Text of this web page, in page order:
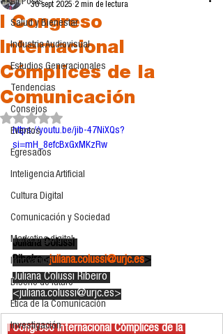
All Posts
Salud y Bienestar
Industria Audiovisual
Estudios Generacionales
Tendencias
Consejos
Eventos
Egresados
Inteligencia Artificial
Cultura Digital
Comunicación y Sociedad
Marketing digital
Innovación
Diseño de futuro
Ética de la Comunicación
Investigación
I Congreso
Internacional
Cómplices de la
Comunicación
30 sept 2025 2 min de lectura
Obtuvo NaN de 5 estrellas.
https://youtu.be/jib-47NiXQs?
si=mH_8efcBxGxMKzRw
Juliana Colussi
Ribeiro<juliana.colussi@urjc.es>
Juliana Colussi Ribeiro
< juliana.colussi@urjc.es>
I Congreso Internacional Cómplices de la